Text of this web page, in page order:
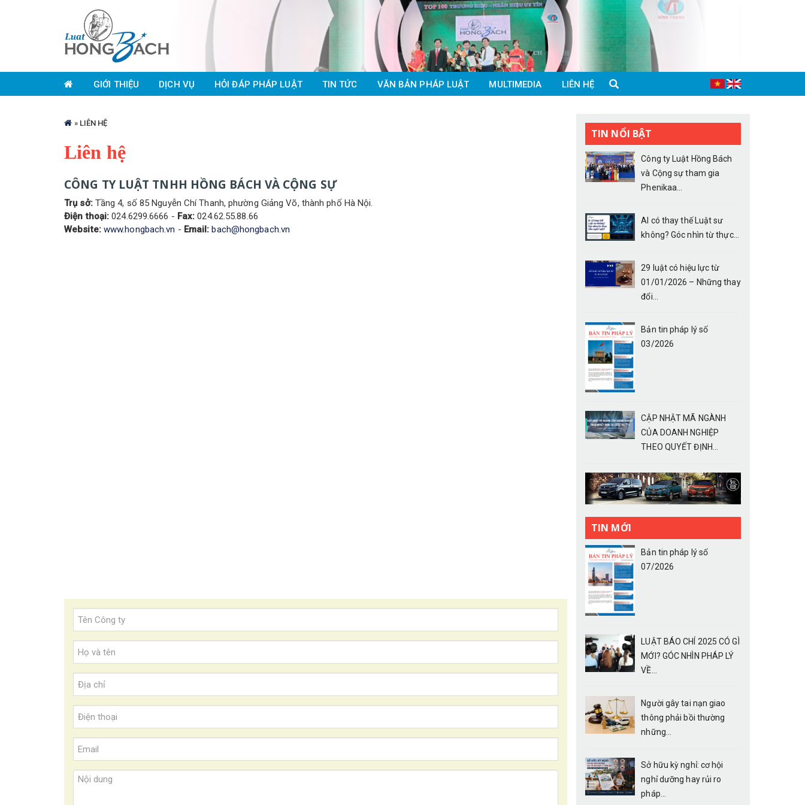
GIỚI THIỆU DỊCH VỤ HỎI ĐÁP PHÁP LUẬT TIN TỨC VĂN BẢN PHÁP LUẬT MULTIMEDIA LIÊN HỆ
Bạn
đang
ở
đây
» LIÊN HỆ
Liên hệ
CÔNG TY LUẬT TNHH HỒNG BÁCH VÀ CỘNG SỰ
Trụ sở:Tầng 4, số 85 Nguyễn Chí Thanh, phường Giảng Võ, thành phố Hà Nội.
Điện thoại: 024.6299.6666 - Fax: 024.62.55.88.66
Website: www.hongbach.vn - Email: bach@hongbach.vn
Tên
Công
ty
Họ
và
tên
Địa
chỉ
*
Điện
thoại
Email
TIN NỔI BẬT
Công ty Luật Hồng Bách
và Cộng sự tham gia
Phenikaa...
AI có thay thế Luật sư
không? Góc nhìn từ thực...
29 luật có hiệu lực từ
01/01/2026 – Những thay
đổi...
Bản tin pháp lý số
03/2026
CẬP NHẬT MÃ NGÀNH
CỦA DOANH NGHIỆP
THEO QUYẾT ĐỊNH...
TIN MỚI
Bản tin pháp lý số
07/2026
LUẬT BÁO CHÍ 2025 CÓ GÌ
MỚI? GÓC NHÌN PHÁP LÝ
VỀ...
Người gây tai nạn giao
thông phải bồi thường
những...
Sở hữu kỳ nghỉ: cơ hội
nghỉ dưỡng hay rủi ro
pháp...